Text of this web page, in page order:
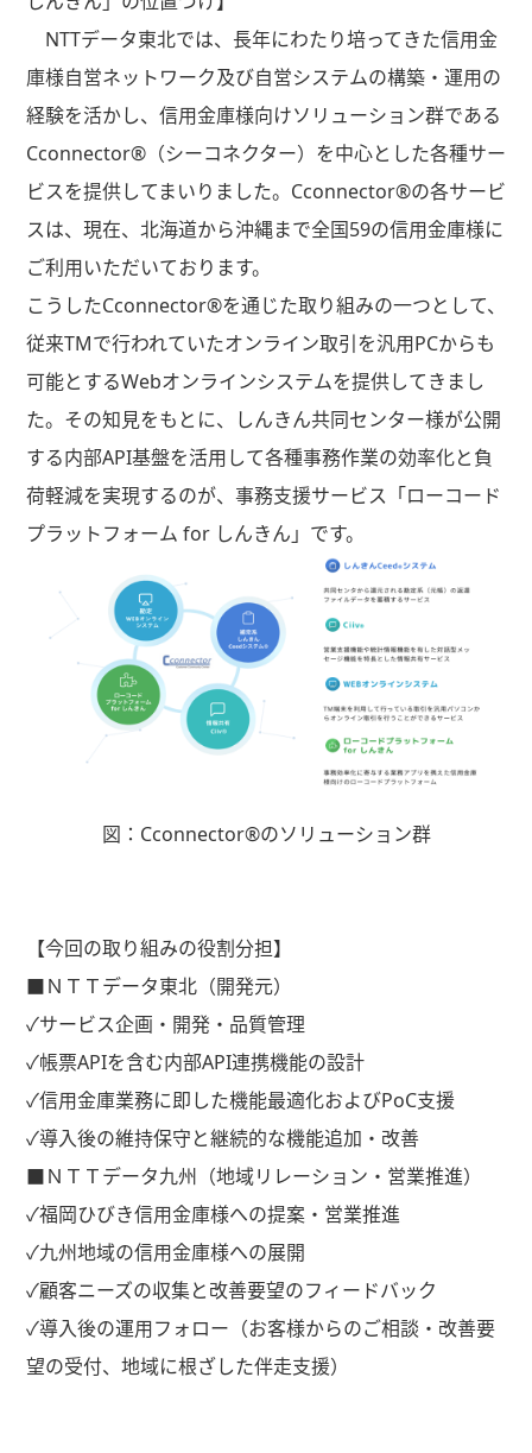
NTTデータ東北では、長年にわたり培ってきた信用金
庫様自営ネットワーク及び自営システムの構築・運用の
経験を活かし、信用金庫様向けソリューション群である
Cconnector®（シーコネクター）を中心とした各種サー
ビスを提供してまいりました。 Cconnector®の各サービ
スは、現在、北海道から沖縄まで全国59の信用金庫様に
ご利用いただいております。
こうしたCconnector®を通じた取り組みの一つとして、
従来TMで行われていたオンライン取引を汎用PCからも
可能とするWebオンラインシステムを提供してきまし
た。その知見をもとに、しんきん共同センター様が公開
する内部API基盤を活用して各種事務作業の効率化と負
荷軽減を実現するのが、事務支援サービス「ローコード
プラットフォーム for しんきん」です。
図： Cconnector®のソリューション群
【今回の取り組みの役割分担】
■ＮＴＴデータ東北（開発元）
✓サービス企画・開発・品質管理
✓帳票APIを含む内部API連携機能の設計
✓信用金庫業務に即した機能最適化およびPoC支援
✓導入後の維持保守と継続的な機能追加・改善
■ＮＴＴデータ九州（地域リレーション・営業推進）
✓福岡ひびき信用金庫様への提案・営業推進
✓九州地域の信用金庫様への展開
✓顧客ニーズの収集と改善要望のフィードバック
✓導入後の運用フォロー（お客様からのご相談・改善要
望の受付、地域に根ざした伴走支援）